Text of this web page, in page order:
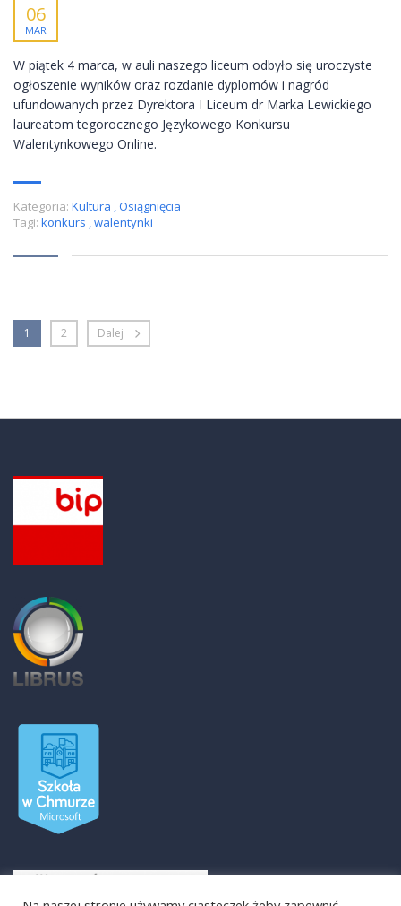
06
MAR
W piątek 4 marca, w auli naszego liceum odbyło się uroczyste
ogłoszenie wyników oraz rozdanie dyplomów i nagród
ufundowanych przez Dyrektora I Liceum dr Marka Lewickiego
laureatom tegorocznego Językowego Konkursu
Walentynkowego Online.
Kategoria: Kultura ,Osiągnięcia
Tagi: konkurs ,walentynki
1 2 Dalej